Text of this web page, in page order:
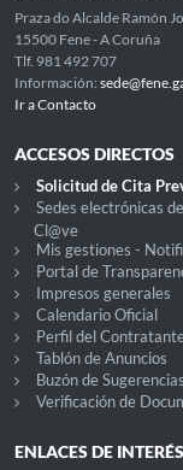
Praza do Alcalde Ramón
15500 Fene - A Coruña
Tlf. 981 492 707
Información:
Ir a Contacto
ACCESOS DIRECTOS
Solicitud de Cita
Sedes electrónicas
Cl@ve
Mis gestiones -
Portal de
Impresos generales
Calendario Oficial
Perfil del
Tablón de Anuncios
Buzón de
Verificación de
ENLACES DE INTERÉS